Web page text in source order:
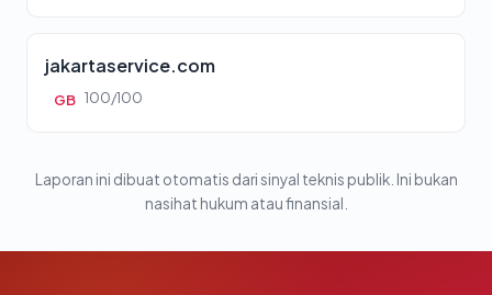
jakartaservice.com
GB 100/100
Laporan ini dibuat otomatis dari sinyal teknis publik. Ini bukan
nasihat hukum atau finansial.